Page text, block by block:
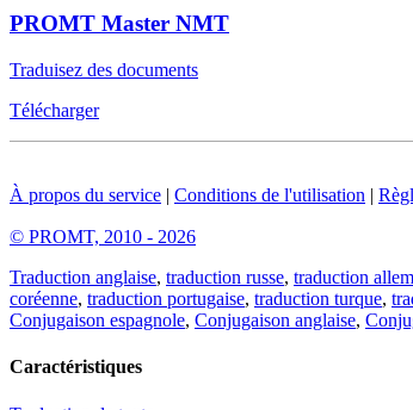
PROMT Master NMT
Traduisez des documents
Télécharger
À propos du service | Conditions de l'utilisation |
© PROMT, 2010 - 2026
Traduction anglaise, traduction russe, traduction
coréenne, traduction portugaise, traduction turque,
Conjugaison espagnole, Conjugaison anglaise,
Caractéristiques